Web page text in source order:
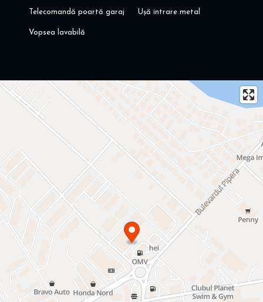
Telecomandă poartă garaj Ușă intrare metal
Vopsea lavabilă